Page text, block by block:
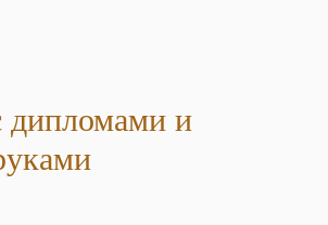
дипломами и